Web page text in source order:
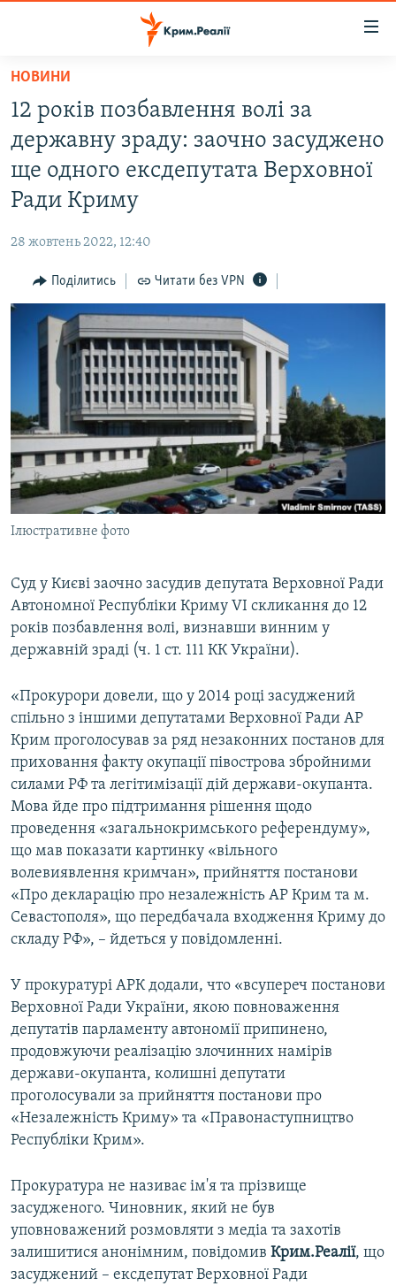
Перейти
основного
матеріалу
Перейти
до
основної
Перейти
пошуку
ВОДА.КРИМ
ВІДЕО ТА ФОТО
ПОЛІТИКА
ІНТЕРВ'Ю
ВСЕ ЗА ДЕНЬ
СПЕЦПРОЕКТИ
ДЕПОРТАЦІЯ
ВІДЕОУРОКИ «ELIFBE»
СВІДЧЕННЯ ОКУПАЦІЇ
УКРАЇНСЬКА ПРОБЛЕМА КРИМУ
ІНФОГРАФІКА
ЯК ОБІЙТИ БЛОКУВАННЯ
Русский
Qırımtatar
ДОЛУЧАЙСЯ!
Усі сайти RFE/RL
НОВИНИ
12 років позбавлення волі за
державну зраду: заочно засуджено
ще одного ексдепутата Верховної
Ради Криму
28 жовтень 2022, 12:40
Поділитись Читати без VPN
Ілюстративне фото
Суд у Києві заочно засудив депутата Верховної Ради
Автономної Республіки Криму VI скликання до 12
років позбавлення волі, визнавши винним у
державній зраді (ч. 1 ст. 111 КК України).
«Прокурори довели, що у 2014 році засуджений
спільно з іншими депутатами Верховної Ради АР
Крим проголосував за ряд незаконних постанов для
приховання факту окупації півострова збройними
силами РФ та легітимізації дій держави-окупанта.
Мова йде про підтримання рішення щодо
проведення «загальнокримського референдуму»,
що мав показати картинку «вільного
волевиявлення кримчан», прийняття постанови
«Про декларацію про незалежність АР Крим та м.
Севастополя», що передбачала входження Криму до
складу РФ», – йдеться у повідомленні.
У прокуратурі АРК додали, что «всупереч постанови
Верховної Ради України, якою повноваження
депутатів парламенту автономії припинено,
продовжуючи реалізацію злочинних намірів
держави-окупанта, колишні депутати
проголосували за прийняття постанови про
«Незалежність Криму» та «Правонаступництво
Республіки Крим».
Прокуратура не називає ім'я та прізвище
засудженого. Чиновник, який не був
уповноважений розмовляти з медіа та захотів
залишитися анонімним, повідомив Крим.Реалії, що
засуджений – ексдепутат Верховної Ради